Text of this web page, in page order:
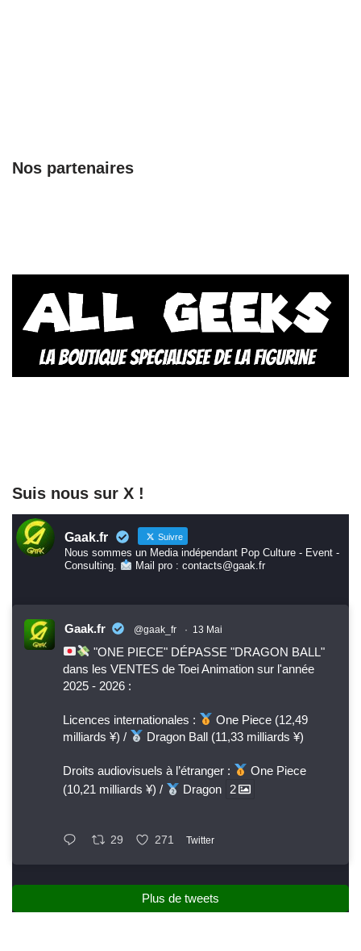
Nos partenaires
Suis nous sur X !
Gaak.fr Suivre
Nous sommes un Media indépendant Pop Culture - Event -
Consulting.
Mail pro : contacts@gaak.fr
Gaak.fr @gaak_fr · 13 Mai
"ONE PIECE" DÉPASSE "DRAGON BALL"
dans les VENTES de Toei Animation sur l'année
2025 - 2026 :
Licences internationales :
One Piece (12,49
milliards ¥) /
Dragon Ball (11,33 milliards ¥)
Droits audiovisuels à l’étranger :
One Piece
(10,21 milliards ¥) /
Dragon 2
29 271 Twitter
Plus de tweets